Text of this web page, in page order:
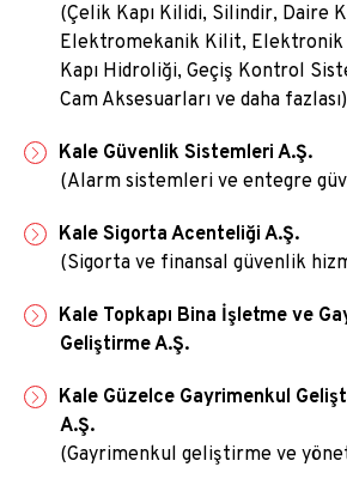
(Çelik Kapı Kilidi, Silindir, Daire
Elektromekanik Kilit, Elektronik
Kapı Hidroliği, Geçiş Kontrol
Cam Aksesuarları ve daha fazlası)
Kale Güvenlik Sistemleri A.Ş.
(Alarm sistemleri ve entegre
Kale Sigorta Acenteliği A.Ş.
(Sigorta ve finansal güvenlik
Kale Topkapı Bina İşletme ve
Geliştirme A.Ş.
Kale Güzelce Gayrimenkul
A.Ş.
(Gayrimenkul geliştirme ve